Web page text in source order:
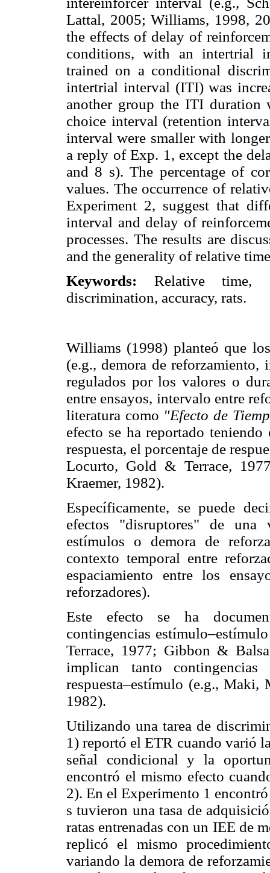
Lattal, 2005; Williams, 1998,
the effects of delay of
conditions, with an intertrial
trained on a conditional
intertrial interval (ITI) was
another group the ITI duration
choice interval (retention
interval were smaller with
a reply of Exp. 1, except the
and 8 s). The percentage of
values. The occurrence of
Experiment 2, suggest that
interval and delay of
processes. The results are
and the generality of relative
Keywords: Relative time,
discrimination, accuracy, rats.
Williams (1998) planteó que
(e.g., demora de reforzamiento,
regulados por los valores o
entre ensayos, intervalo entre
literatura como "Efecto de
efecto se ha reportado
respuesta, el porcentaje de
Locurto, Gold & Terrace,
Kraemer, 1982).
Específicamente, se puede
efectos "disruptores" de una
estímulos o demora de
contexto temporal entre
espaciamiento entre los
reforzadores).
Este efecto se ha
contingencias
Terrace, 1977; Gibbon &
implican tanto contingencias
respuesta–estímulo (e.g.,
1982).
Utilizando una tarea de
1) reportó el ETR cuando varió
señal condicional y la
encontró el mismo efecto
2). En el Experimento 1
s tuvieron una tasa de
ratas entrenadas con un IEE de
replicó el mismo
variando la demora de